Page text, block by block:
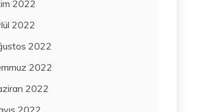
2022
2022
2022
2022
2022
2022